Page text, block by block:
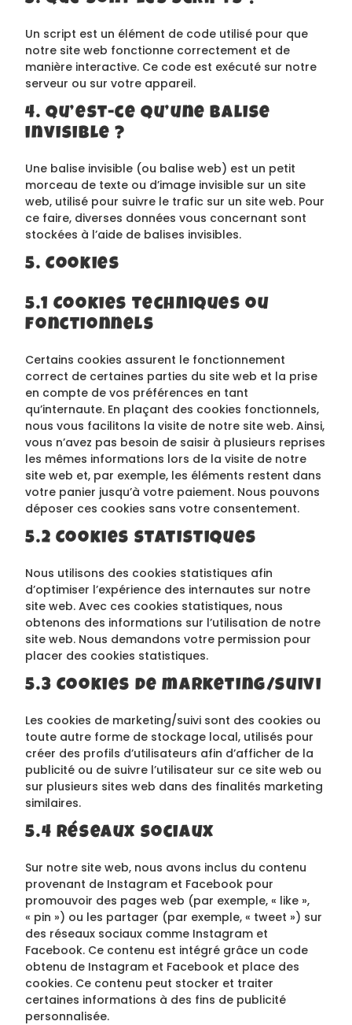
Un script est un élément de code utilisé pour que
notre site web fonctionne correctement et de
manière interactive. Ce code est exécuté sur notre
serveur ou sur votre appareil.
4. Qu’est-ce qu’une balise
invisible ?
Une balise invisible (ou balise web) est un petit
morceau de texte ou d’image invisible sur un site
web, utilisé pour suivre le trafic sur un site web. Pour
ce faire, diverses données vous concernant sont
stockées à l’aide de balises invisibles.
5. Cookies
5.1 Cookies techniques ou
fonctionnels
Certains cookies assurent le fonctionnement
correct de certaines parties du site web et la prise
en compte de vos préférences en tant
qu’internaute. En plaçant des cookies fonctionnels,
nous vous facilitons la visite de notre site web. Ainsi,
vous n’avez pas besoin de saisir à plusieurs reprises
les mêmes informations lors de la visite de notre
site web et, par exemple, les éléments restent dans
votre panier jusqu’à votre paiement. Nous pouvons
déposer ces cookies sans votre consentement.
5.2 Cookies statistiques
Nous utilisons des cookies statistiques afin
d’optimiser l’expérience des internautes sur notre
site web. Avec ces cookies statistiques, nous
obtenons des informations sur l’utilisation de notre
site web. Nous demandons votre permission pour
placer des cookies statistiques.
5.3 Cookies de marketing/suivi
Les cookies de marketing/suivi sont des cookies ou
toute autre forme de stockage local, utilisés pour
créer des profils d’utilisateurs afin d’afficher de la
publicité ou de suivre l’utilisateur sur ce site web ou
sur plusieurs sites web dans des finalités marketing
similaires.
5.4 Réseaux sociaux
Sur notre site web, nous avons inclus du contenu
provenant de Instagram et Facebook pour
promouvoir des pages web (par exemple, « like »,
« pin ») ou les partager (par exemple, « tweet ») sur
des réseaux sociaux comme Instagram et
Facebook. Ce contenu est intégré grâce un code
obtenu de Instagram et Facebook et place des
cookies. Ce contenu peut stocker et traiter
certaines informations à des fins de publicité
personnalisée.